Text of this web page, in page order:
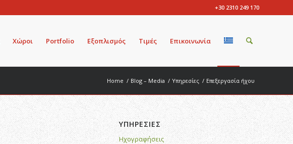
+30 2310 249 170
Χώροι Portfolio Εξοπλισμός Τιμές Επικοινωνία
Home / Blog – Media / Υπηρεσίες / Επεξεργασία ήχου
ΥΠΗΡΕΣΙΕΣ
Ηχογραφήσεις